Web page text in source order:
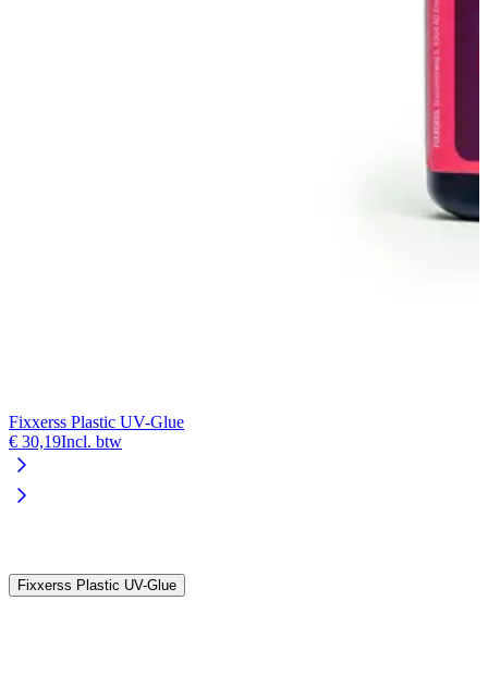
Fixxerss Plastic UV-Glue
€ 30,19Incl. btw
Fixxerss Plastic UV-Glue